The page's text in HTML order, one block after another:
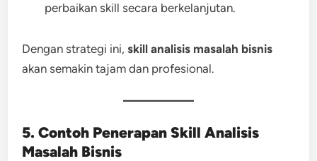
perbaikan skill secara berkelanjutan.
Dengan strategi ini,skill analisis masalah bisnis
akan semakin tajam dan profesional.
5. Contoh Penerapan Skill Analisis
Masalah Bisnis